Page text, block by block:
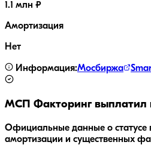
1.1 млн ₽
Амортизация
Нет
Информация:Мосбиржа
МСП Факторинг выплатил
Официальные данные о статусе
амортизации и существенных